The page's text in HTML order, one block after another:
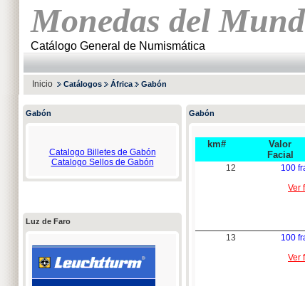
Monedas del
Catálogo General de Numismática
Inicio Catálogos África Gabón
Gabón
Catalogo Billetes de Gabón
Catalogo Sellos de Gabón
Luz de Faro
Gabón
km#
Valor
Facial
12
100
Ver
13
100
Ver